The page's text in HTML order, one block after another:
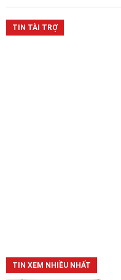
TIN XEM NHIỀU NHẤT